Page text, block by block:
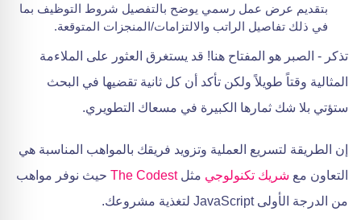
بتقديم عرض عمل رسمي يوضح بالتفصيل شروط التوظيف بما
في ذلك تفاصيل الراتب والالتزامات/المنجزات المتوقعة.
تذكر - الصبر هو المفتاح هنا! قد يستغرق العثور على الملاءمة
المثالية وقتاً طويلاً ولكن تأكد أن كل ثانية تقضيها في البحث
ستؤتي بلا شك ثمارها الكبيرة في مسعاك التطويري.
إن الطريقة لتسريع العملية وتزويد فريقك بالمواهب المناسبة هي
التعاون مع شريك تكنولوجي مثلThe Codest حيث نوفر مواهب
من الدرجة الأولى JavaScript لتغذية مشروعك.